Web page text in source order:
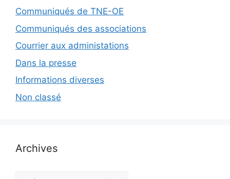
Communiqués de TNE-OE
Communiqués des associations
Courrier aux administations
Dans la presse
Informations diverses
Non classé
Archives
Archives